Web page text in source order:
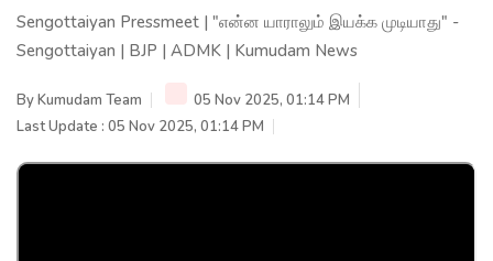
Sengottaiyan Pressmeet | "என்ன யாராலும் இயக்க முடியாது" -
Sengottaiyan | BJP | ADMK | Kumudam News
ByKumudam Team
05 Nov 2025, 01:14 PM
Last Update : 05 Nov 2025, 01:14 PM